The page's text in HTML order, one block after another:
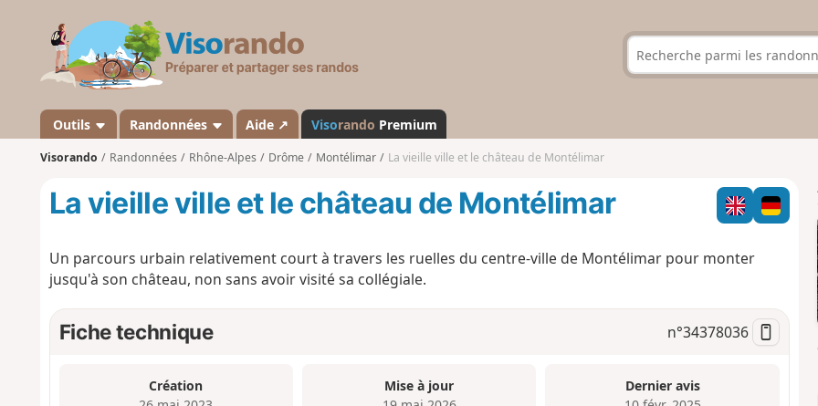
s
a
n
d
Outils Randonnées Aide ↗ Visorando Premium
Visorando Randonnées Rhône-Alpes Drôme Montélimar La vieille ville et le château de Montélimar
La vieille ville et le château de Montélimar
Un parcours urbain relativement court à travers les ruelles du centre-ville de Montélimar pour monter
jusqu'à son château, non sans avoir visité sa collégiale.
Fiche technique n°34378036
Création
Mise à jour
Dernier avis